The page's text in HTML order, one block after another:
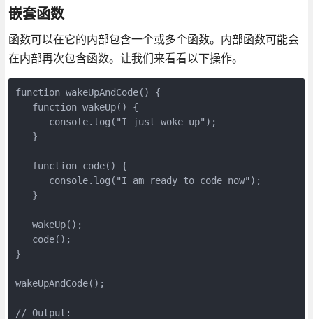
嵌套函数
函数可以在它的内部包含一个或多个函数。内部函数可能会
在内部再次包含函数。让我们来看看以下操作。
function wakeUpAndCode() {
   function wakeUp() {
      console.log("I just woke up");
   }
   function code() {
      console.log("I am ready to code now");
   }
   wakeUp();
   code();
}
wakeUpAndCode();
// Output: